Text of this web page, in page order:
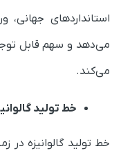
استانداردهای جهانی،
می‌دهد و سهم قابل
می‌کند.
خط تولید